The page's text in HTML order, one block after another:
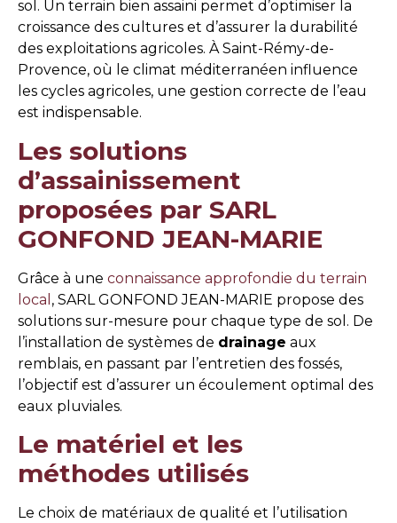
sol. Un terrain bien assaini permet d’optimiser la
croissance des cultures et d’assurer la durabilité
des exploitations agricoles. À Saint-Rémy-de-
Provence, où le climat méditerranéen influence
les cycles agricoles, une gestion correcte de l’eau
est indispensable.
Les solutions
d’assainissement
proposées par SARL
GONFOND JEAN-MARIE
Grâce à une connaissance approfondie du terrain
local , SARL GONFOND JEAN-MARIE propose des
solutions sur-mesure pour chaque type de sol. De
l’installation de systèmes de drainage aux
remblais, en passant par l’entretien des fossés,
l’objectif est d’assurer un écoulement optimal des
eaux pluviales.
Le matériel et les
méthodes utilisés
Le choix de matériaux de qualité et l’utilisation